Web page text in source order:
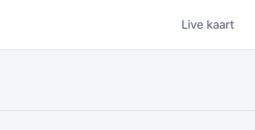
Live kaart